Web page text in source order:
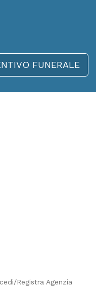
FUNERALE
Registra Agenzia